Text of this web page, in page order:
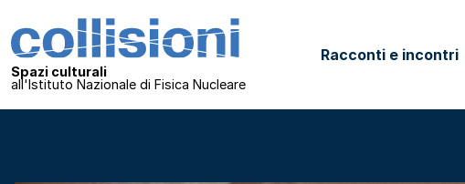
Navigazione principale
Collisioni – INFN
Spazi culturali
all'Istituto Nazionale di Fisica Nucleare
Racconti e incontri